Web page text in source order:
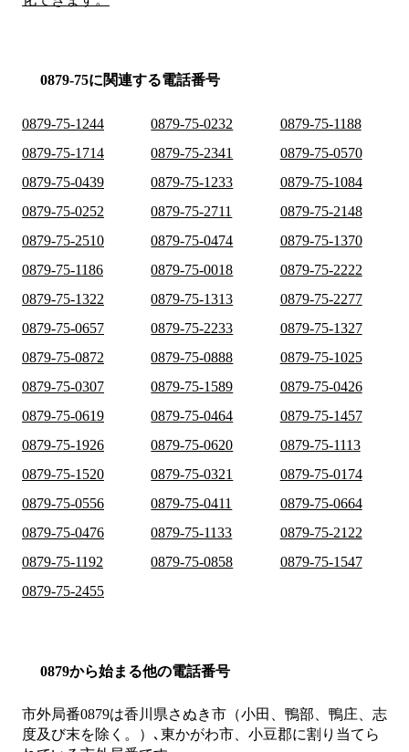
0879-75に関連する電話番号
0879-75-1244 0879-75-0232
0879-75-1188
0879-75-1714
0879-75-2341
0879-75-0570
0879-75-0439
0879-75-1233
0879-75-1084
0879-75-0252
0879-75-2711
0879-75-2148
0879-75-2510
0879-75-0474
0879-75-1370
0879-75-1186
0879-75-0018
0879-75-2222
0879-75-1322
0879-75-1313
0879-75-2277
0879-75-0657
0879-75-2233
0879-75-1327
0879-75-0872
0879-75-0888
0879-75-1025
0879-75-0307
0879-75-1589
0879-75-0426
0879-75-0619
0879-75-0464
0879-75-1457
0879-75-1926
0879-75-0620
0879-75-1113
0879-75-1520
0879-75-0321
0879-75-0174
0879-75-0556
0879-75-0411
0879-75-0664
0879-75-0476
0879-75-1133
0879-75-2122
0879-75-1192
0879-75-0858
0879-75-1547
0879-75-2455
0879から始まる他の電話番号
市外局番0879は香川県さぬき市（小田、鴨部、鴨庄、志
度及び末を除く。）､東かがわ市、小豆郡に割り当てら